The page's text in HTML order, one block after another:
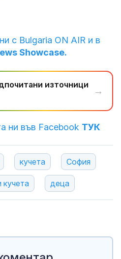
с Bulgaria ON AIR и в
Showcase.
източници
→
ни във Facebook ТУК
кучета София
кучета деца